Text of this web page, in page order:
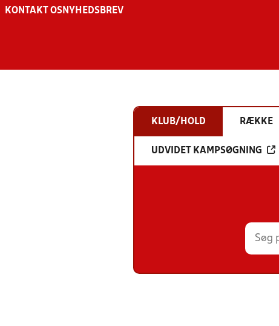
KONTAKT OS NYHEDSBREV
KLUB/HOLD RÆKKE
UDVIDET KAMPSØGNING